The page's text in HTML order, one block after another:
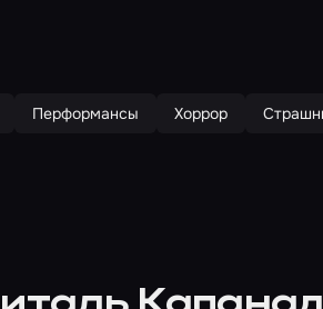
Перформансы Хоррор